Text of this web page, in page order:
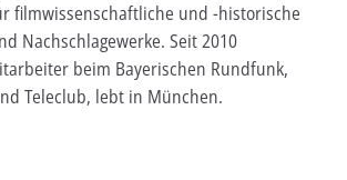
filmwissenschaftliche und -historische
Nachschlagewerke. Seit 2010
beim Bayerischen Rundfunk,
Teleclub, lebt in München.